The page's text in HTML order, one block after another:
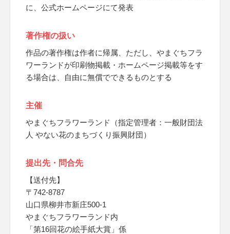
に、公式ホームページにて発表
著作権の扱い
作品の著作権は作者に帰属、ただし、やまぐちフラ
ワーランドが印刷物掲載・ホームページ掲載等をす
る場合は、自由に無償でできるものとする
主催
やまぐちフラワーランド（指定管理者：一般財団法
人 やない花のまちづくり振興財団）
提出先・問合先
【送付先】
〒742-8787
山口県柳井市新庄500-1
やまぐちフラワーランド内
「第16回花の絵手紙大賞」係